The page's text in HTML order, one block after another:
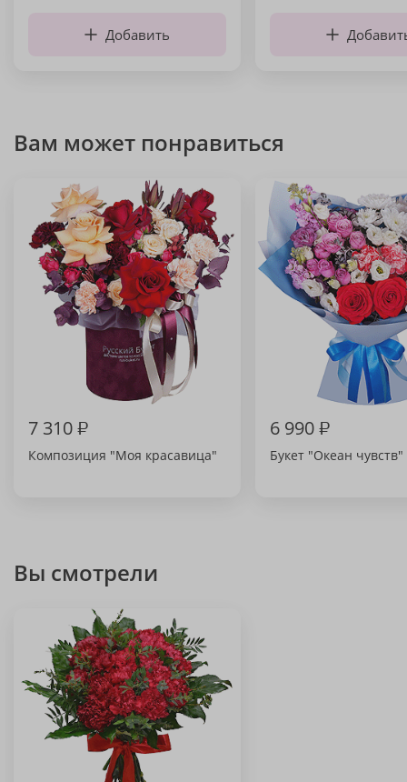
Добавить
Вам может понравиться
7 310₽
Композиция "Моя красавица"
6 990₽
Букет "Океан чувств"
Вы смотрели